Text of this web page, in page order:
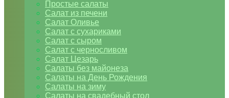
Простые салаты
Салат из печени
Салат Оливье
Салат с сухариками
Салат с сыром
Салат с черносливом
Салат Цезарь
Салаты без майонеза
Салаты на День Рождения
Салаты на зиму
Салаты на свадебный стол